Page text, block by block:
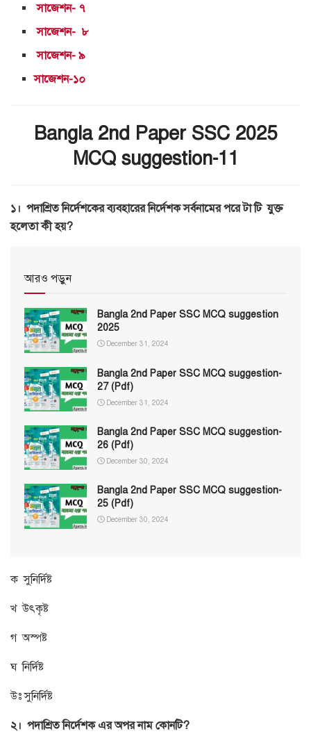
সাজেশন- ৭
সাজেশন- ৮
সাজেশন- ৯
সাজেশন-১০
Bangla 2nd Paper SSC 2025
MCQ suggestion-11
১। পদাশ্রিত নির্দেশকের ব্যবহারের নির্দেশক সর্বনামের পরে টা টি যুক্ত
হলেতা কী হয়?
আরও পড়ুন
Bangla 2nd Paper SSC MCQ suggestion
2025
December 31, 2024
Bangla 2nd Paper SSC MCQ suggestion-
27 (Pdf)
December 31, 2024
Bangla 2nd Paper SSC MCQ suggestion-
26 (Pdf)
December 30, 2024
Bangla 2nd Paper SSC MCQ suggestion-
25 (Pdf)
December 30, 2024
ক সুনির্দিষ্ট
খ উৎকৃষ্ট
গ অস্পষ্ট
ঘ নির্দিষ্ট
উঃ সুনির্দিষ্ট
২। পদাশ্রিত নির্দেশক এর অপর নাম কোনটি?